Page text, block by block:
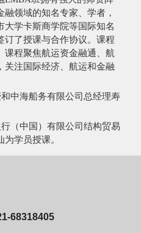
领域的知名专家、学者，
大学卡斯商学院等国际知名
订了授课与合作协议。课程
课程聚焦航运资金融通、航
关注国际经济、航运和金融
中海船务有限公司总经理寿
（中国）有限公司结构贸易
学员授课。
68318405